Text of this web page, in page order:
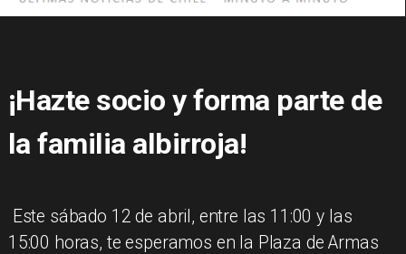
¡Hazte socio y forma parte de
la familia albirroja!
​ Este sábado 12 de abril, entre las 11:00 y las
15:00 horas, te esperamos en la Plaza de Armas